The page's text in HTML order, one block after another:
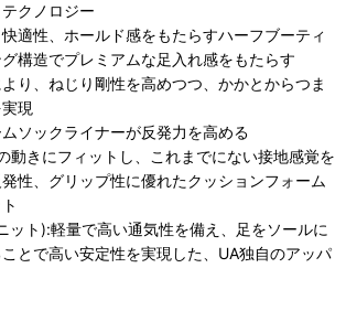
クノロジー
適性、ホールド感をもたらすハーフブーティ
構造でプレミアムな足入れ感をもたらす
り、ねじり剛性を高めつつ、かかとからつま
現
ソックライナーが反発力を高める
動きにフィットし、これまでにない接地感覚を
性、グリップ性に優れたクッションフォーム
ット):軽量で高い通気性を備え、足をソールに
とで高い安定性を実現した、UA独自のアッパ